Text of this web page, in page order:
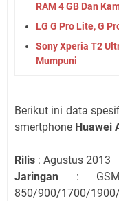
RAM 4 GB Dan
LG G Pro Lite, G
Sony Xperia T2
Mumpuni
Berikut ini data
smertphone Huawei
Rilis : Agustus 2013
Jaringan : GSM
850/900/1700/